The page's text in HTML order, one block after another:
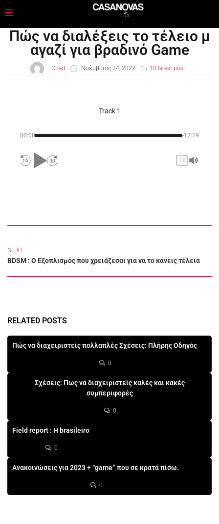
Πώς να διαλέξεις το τέλειο μ
αγαζί για βραδινό Game
Chad Νοέμβριος 24, 2022 10 latest post
Track 1
00:00 -12:19
1X
NEXT
BDSM : Ο Εξοπλισμός που χρειάζεσαι για να το κάνεις τέλεια
RELATED POSTS
Πώς να διαχειριστείς πολλαπλές Σχέσεις: Πλήρης Οδηγός
0
Σχέσεις: Πως να διαχειριστείς καλές και κακές
συμπεριφορές
0
Field report : Η brasileiro
0
Ανακοινώσεις για 2023 + “game” που σε κρατά πίσω.
0